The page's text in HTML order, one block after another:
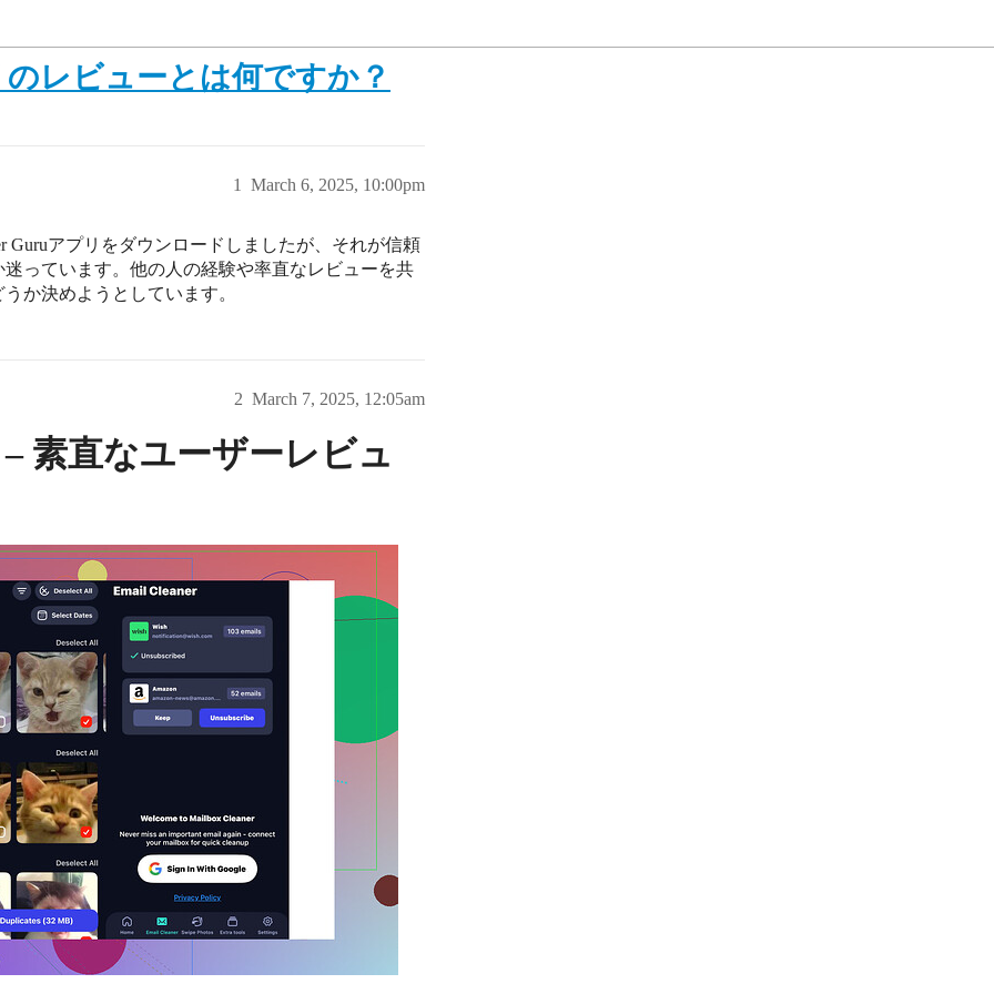
レビューとは何ですか？
March 6, 2025, 10:00pm
1
Guruアプリをダウンロードしましたが、それが信頼
っています。他の人の経験や率直なレビューを共
か決めようとしています。
March 7, 2025, 12:05am
2
素直なユーザーレビュ